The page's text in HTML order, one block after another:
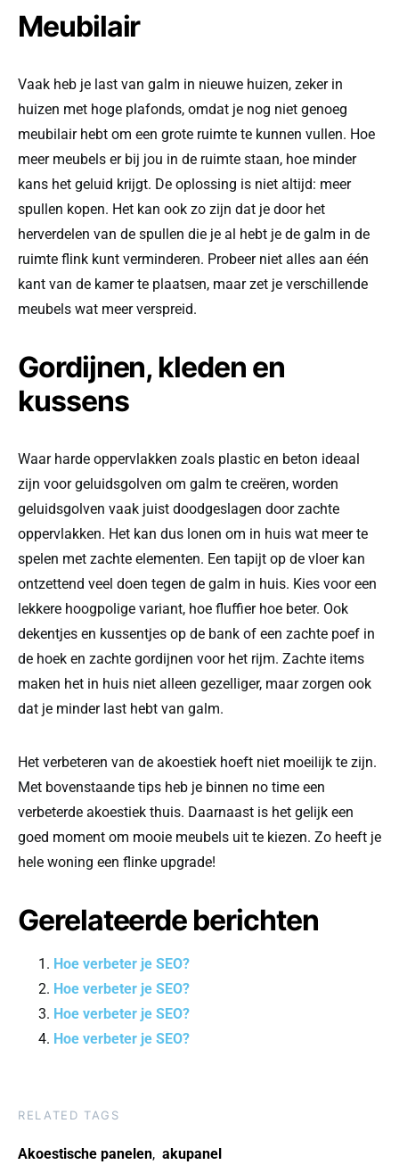
Meubilair
Vaak heb je last van galm in nieuwe huizen, zeker in
huizen met hoge plafonds, omdat je nog niet genoeg
meubilair hebt om een grote ruimte te kunnen vullen. Hoe
meer meubels er bij jou in de ruimte staan, hoe minder
kans het geluid krijgt. De oplossing is niet altijd: meer
spullen kopen. Het kan ook zo zijn dat je door het
herverdelen van de spullen die je al hebt je de galm in de
ruimte flink kunt verminderen. Probeer niet alles aan één
kant van de kamer te plaatsen, maar zet je verschillende
meubels wat meer verspreid.
Gordijnen, kleden en
kussens
Waar harde oppervlakken zoals plastic en beton ideaal
zijn voor geluidsgolven om galm te creëren, worden
geluidsgolven vaak juist doodgeslagen door zachte
oppervlakken. Het kan dus lonen om in huis wat meer te
spelen met zachte elementen. Een tapijt op de vloer kan
ontzettend veel doen tegen de galm in huis. Kies voor een
lekkere hoogpolige variant, hoe fluffier hoe beter. Ook
dekentjes en kussentjes op de bank of een zachte poef in
de hoek en zachte gordijnen voor het rijm. Zachte items
maken het in huis niet alleen gezelliger, maar zorgen ook
dat je minder last hebt van galm.
Het verbeteren van de akoestiek hoeft niet moeilijk te zijn.
Met bovenstaande tips heb je binnen no time een
verbeterde akoestiek thuis. Daarnaast is het gelijk een
goed moment om mooie meubels uit te kiezen. Zo heeft je
hele woning een flinke upgrade!
Gerelateerde berichten
Hoe verbeter je SEO?
Hoe verbeter je SEO?
Hoe verbeter je SEO?
Hoe verbeter je SEO?
RELATED TAGS
Akoestische panelen, akupanel